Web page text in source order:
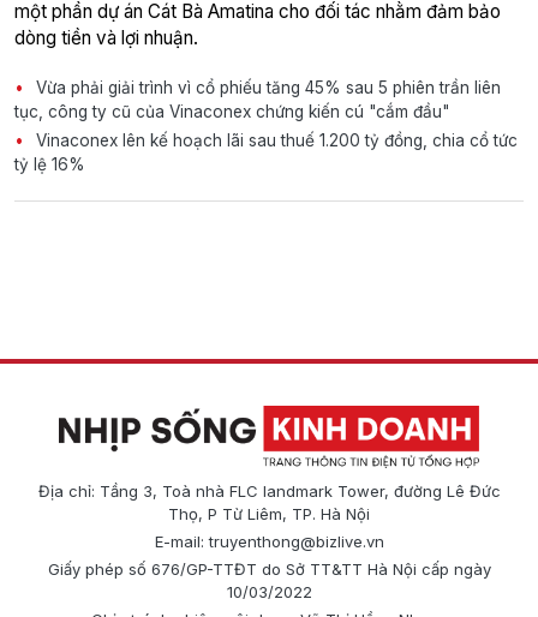
một phần dự án Cát Bà Amatina cho đối tác nhằm đảm bảo
dòng tiền và lợi nhuận.
Vừa phải giải trình vì cổ phiếu tăng 45% sau 5 phiên trần liên
tục, công ty cũ của Vinaconex chứng kiến cú "cắm đầu"
Vinaconex lên kế hoạch lãi sau thuế 1.200 tỷ đồng, chia cổ tức
tỷ lệ 16%
Địa chỉ: Tầng 3, Toà nhà FLC landmark Tower, đường Lê Đức
Thọ, P Từ Liêm, TP. Hà Nội
E-mail:truyenthong@bizlive.vn
Giấy phép số 676/GP-TTĐT do Sở TT&TT Hà Nội cấp ngày
10/03/2022